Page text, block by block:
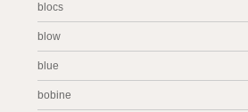
blocs
blow
blue
bobine